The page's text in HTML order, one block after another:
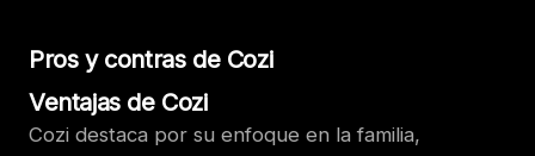
Pros y contras de Cozi
Ventajas de Cozi
Cozi destaca por su enfoque en la familia,